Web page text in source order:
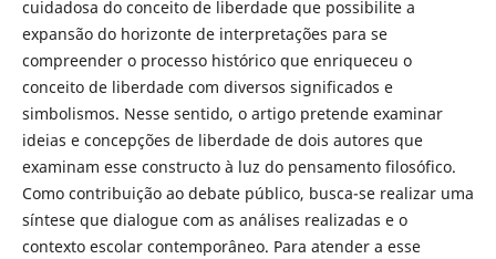
cuidadosa do conceito de liberdade que possibilite a
expansão do horizonte de interpretações para se
compreender o processo histórico que enriqueceu o
conceito de liberdade com diversos significados e
simbolismos. Nesse sentido, o artigo pretende examinar
ideias e concepções de liberdade de dois autores que
examinam esse constructo à luz do pensamento filosófico.
Como contribuição ao debate público, busca-se realizar uma
síntese que dialogue com as análises realizadas e o
contexto escolar contemporâneo. Para atender a esse